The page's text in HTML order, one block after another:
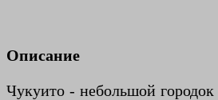
Описание
Чукуито - небольшой